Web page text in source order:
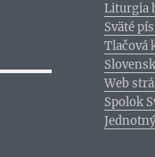
Liturgia
Sväté
Tlačová
Web
Spolok